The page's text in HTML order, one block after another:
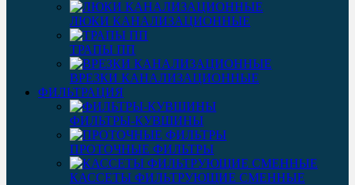
ЛЮКИ КАНАЛИЗАЦИОННЫЕ
ТРАПЫ ПП
ВРЕЗКИ КАНАЛИЗАЦИОННЫЕ
ФИЛЬТРАЦИЯ
ФИЛЬТРЫ-КУВШИНЫ
ПРОТОЧНЫЕ ФИЛЬТРЫ
КАССЕТЫ ФИЛЬТРУЮЩИЕ СМЕННЫЕ